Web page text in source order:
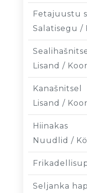
Fetajuustu
Salatisegu /
Lisand /
Kanašnitsel
Lisand /
Hiinakas
Nuudlid /
Seljanka